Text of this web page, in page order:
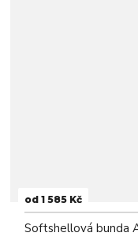
od 1 585 Kč
Softshellová bunda